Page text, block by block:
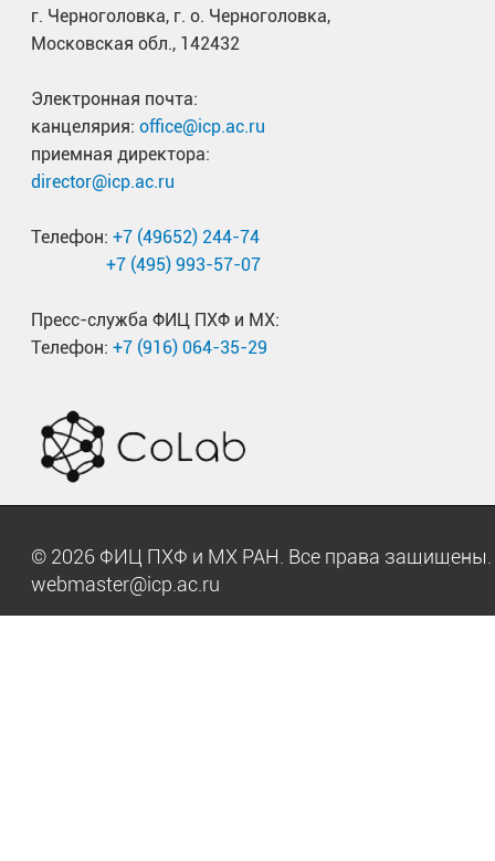
г. Черноголовка, г. о. Черноголовка,
Московская обл., 142432
Электронная почта:
канцелярия: office@icp.ac.ru
приемная директора:
director@icp.ac.ru
Телефон: +7 (49652) 244-74
+7 (495) 993-57-07
Пресс-служба ФИЦ ПХФ и МХ:
Телефон: +7 (916) 064-35-29
© 2026 ФИЦ ПХФ и МХ РАН. Все права
webmaster@icp.ac.ru